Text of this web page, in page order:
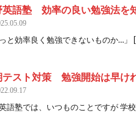
英語塾 効率の良い勉強法を
っと効率良く勉強できないものか…」
テスト対策 勉強開始は早け
語塾では、いつものことですが 学